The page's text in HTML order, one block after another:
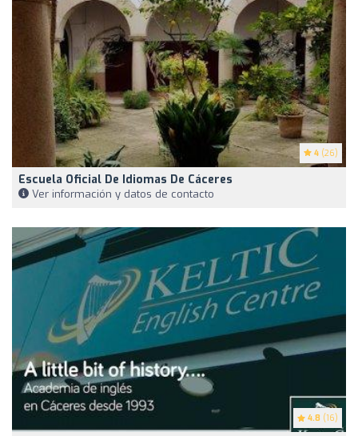
4 (26)
Escuela Oficial De Idiomas De Cáceres
Ver información y datos de contacto
4.8 (16)